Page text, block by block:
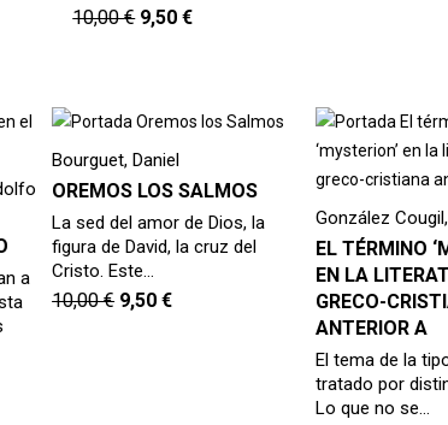
10,00€ 9,50€
a
Bourguet, Daniel
OREMOS LOS SALMOS
La sed del amor de Dios, la
figura de David, la cruz del
Cristo. Este…
10,00€ 9,50€
González
EL TÉRMINO
EN LA
GRECO-
ANTERIOR A
El tema de la
tratado por
Lo que no se…